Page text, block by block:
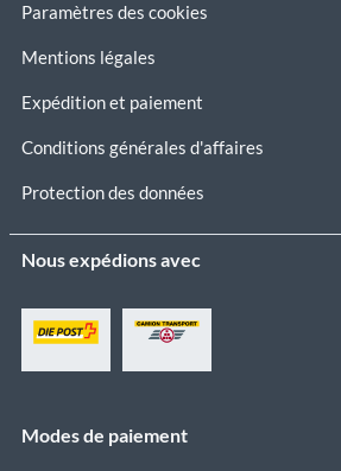
Paramètres des cookies
Mentions légales
Expédition et paiement
Conditions générales d'affaires
Protection des données
Nous expédions avec
Modes de paiement